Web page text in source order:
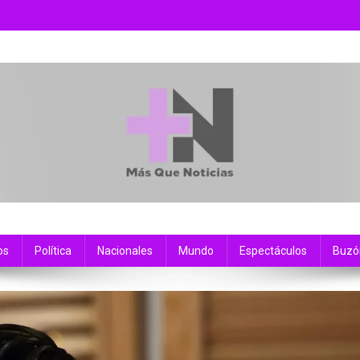
Política Nacionales Mundo Espectáculos